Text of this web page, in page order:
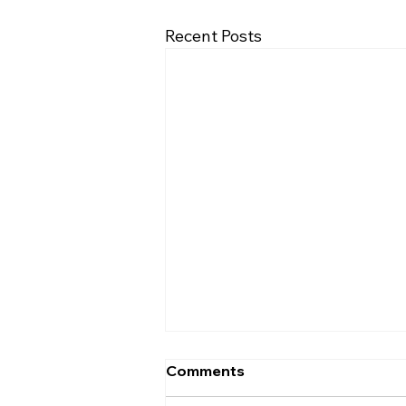
Recent Posts
[2026.08.02] “세상에서 제일
Comments